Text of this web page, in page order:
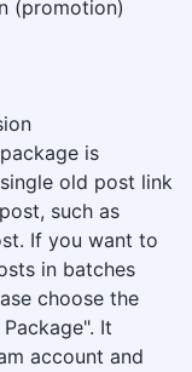
(promotion)
is
old post link
such as
If you want to
in batches
choose the
It
account and